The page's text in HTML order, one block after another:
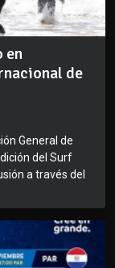
en
de
General de
del Surf
a través del